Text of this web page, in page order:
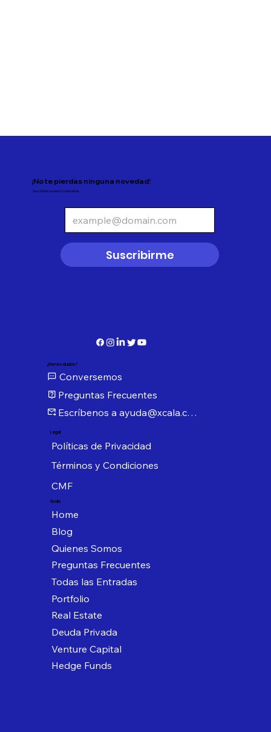
¿Tienes dudas?
Conversemos
Preguntas Frecuentes
Escríbenos a ayuda@xcala.com
Legal
Políticas de Privacidad
Términos y Condiciones
CMF
Xcala
Home
Blog
Quienes Somos
Preguntas Frecuentes
Todas las Entradas
Portfolio
Real Estate
Deuda Privada
Venture Capital
Hedge Funds
¡No te pierdas ninguna novedad!
Suscríbete a nuestro newsletter
Suscribirme